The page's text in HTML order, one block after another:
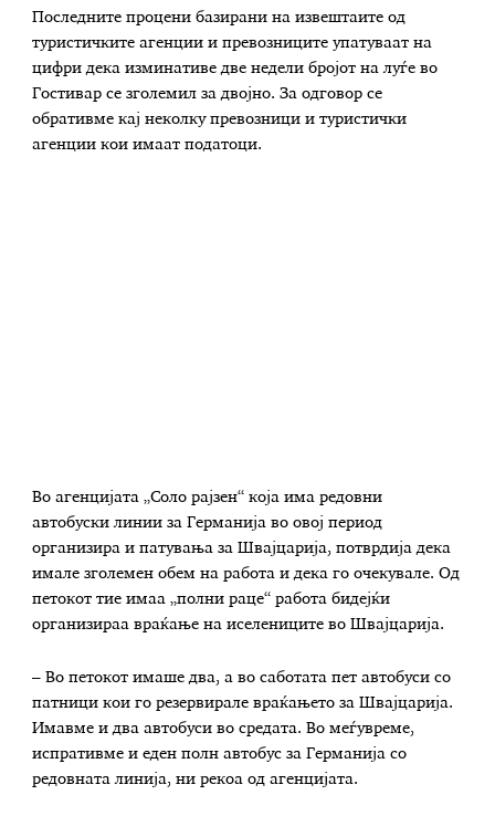
Последните процени базирани на извештаите од
туристичките агенции и превозниците упатуваат на
цифри дека изминативе две недели бројот на луѓе во
Гостивар се зголемил за двојно. За одговор се
обративме кај неколку превозници и туристички
агенции кои имаат податоци.
Во агенцијата „Соло рајзен“ која има редовни
автобуски линии за Германија во овој период
организира и патувања за Швајцарија, потврдија дека
имале зголемен обем на работа и дека го очекувале. Од
петокот тие имаа „полни раце“ работа бидејќи
организираа враќање на иселениците во Швајцарија.
– Во петокот имаше два, а во саботата пет автобуси со
патници кои го резервирале враќањето за Швајцарија.
Имавме и два автобуси во средата. Во меѓувреме,
испративме и еден полн автобус за Германија со
редовната линија, ни рекоа од агенцијата.